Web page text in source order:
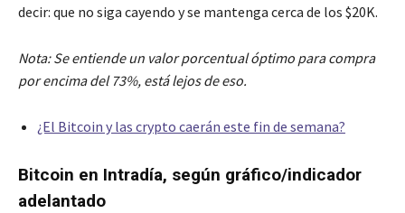
decir: que no siga cayendo y se mantenga cerca de los $20K.
Nota: Se entiende un valor porcentual óptimo para compra
por encima del 73%, está lejos de eso.
¿El Bitcoin y las crypto caerán este fin de semana?
Bitcoin en Intradía, según gráfico/indicador
adelantado